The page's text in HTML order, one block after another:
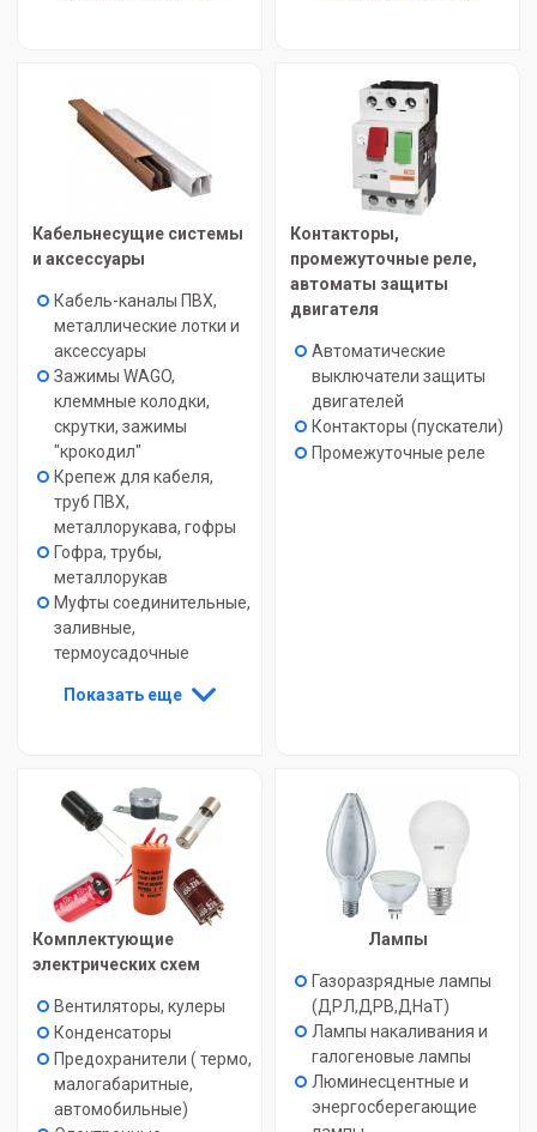
Кабельнесущие системы
и аксессуары
Кабель-каналы ПВХ,
металлические лотки и
аксессуары
Зажимы WAGO,
клеммные колодки,
скрутки, зажимы
"крокодил"
Крепеж для кабеля,
труб ПВХ,
металлорукава, гофры
Гофра, трубы,
металлорукав
Муфты соединительные,
заливные,
термоусадочные
Показать еще
Контакторы,
промежуточные реле,
автоматы защиты
двигателя
Автоматические
выключатели защиты
двигателей
Контакторы (пускатели)
Промежуточные реле
Комплектующие
электрических схем
Вентиляторы, кулеры
Конденсаторы
Предохранители ( термо,
малогабаритные,
автомобильные)
Лампы
Газоразрядные лампы
(ДРЛ,ДРВ,ДНаТ)
Лампы накаливания и
галогеновые лампы
Люминесцентные и
энергосберегающие